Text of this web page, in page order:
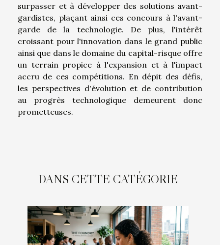
surpasser et à développer des solutions avant-
gardistes, plaçant ainsi ces concours à l'avant-
garde de la technologie. De plus, l'intérêt
croissant pour l'innovation dans le grand public
ainsi que dans le domaine du capital-risque offre
un terrain propice à l'expansion et à l'impact
accru de ces compétitions. En dépit des défis,
les perspectives d'évolution et de contribution
au progrès technologique demeurent donc
prometteuses.
DANS CETTE CATÉGORIE